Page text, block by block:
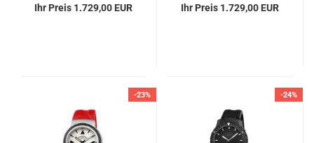
Ihr Preis 1.729,00 EUR Ihr Preis 1.729,00 EUR
-23% -24%